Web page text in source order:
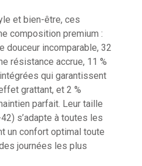
et bien-être, ces
composition premium :
douceur incomparable, 32
résistance accrue, 11 %
qui garantissent
grattant, et 2 %
parfait. Leur taille
s’adapte à toutes les
un confort optimal toute
journées les plus